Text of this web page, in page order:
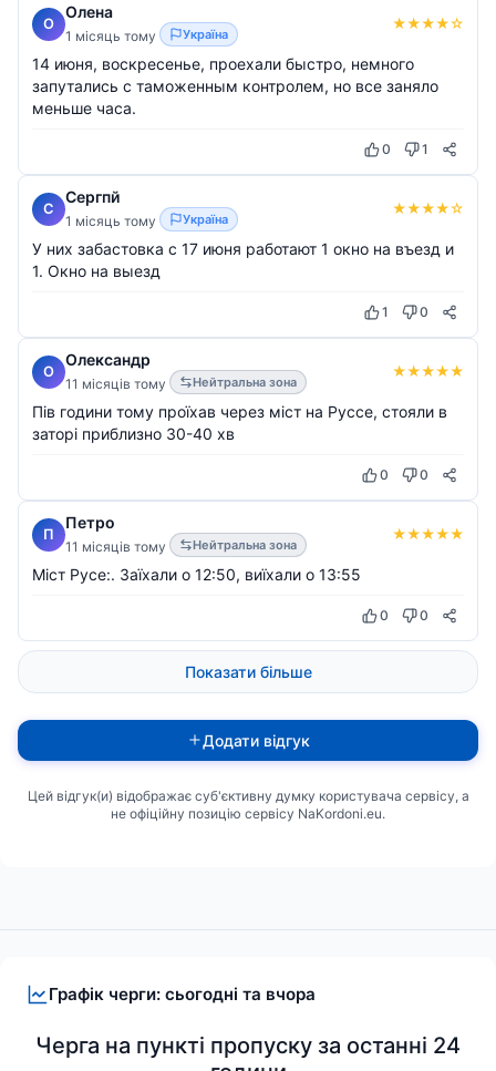
Графік черги: сьогодні та вчора
Черга на пункті пропуску за останні 24
О
Олена
1 місяць тому Україна
★★★★☆
14 июня, воскресенье, проехали быстро, немного
запутались с таможенным контролем, но все заняло
меньше часа.
0 1
С
Сергпй
1 місяць тому Україна
★★★★☆
У них забастовка с 17 июня работают 1 окно на въезд и
1. Окно на выезд
1 0
О
Олександр
11 місяців тому Нейтральна зона
★★★★★
Пів години тому проїхав через міст на Руссе, стояли в
заторі приблизно 30-40 хв
0 0
П
Петро
11 місяців тому Нейтральна зона
★★★★★
Міст Русе:. Заїхали о 12:50, виїхали о 13:55
0 0
Показати більше
Додати відгук
Цей відгук(и) відображає суб'єктивну думку користувача сервісу, а
не офіційну позицію сервісу NaKordoni.eu.